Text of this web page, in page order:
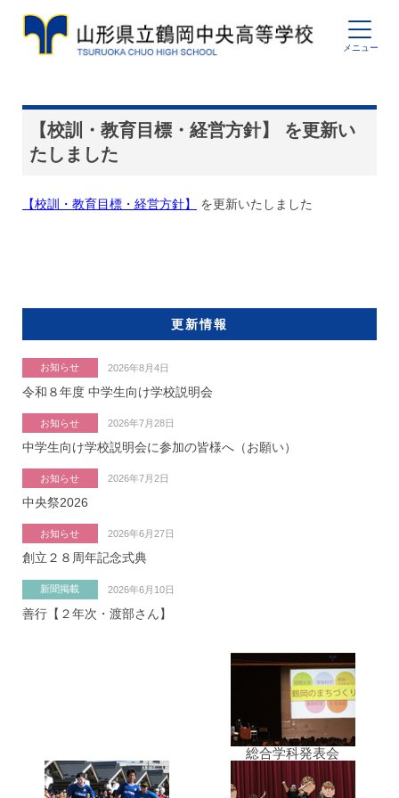
【校訓・教育目標・経営方針】 を更新い
たしました
【校訓・教育目標・経営方針】 を更新いたしました
更新情報
お知らせ 2026年8月4日
令和８年度 中学生向け学校説明会
お知らせ 2026年7月28日
中学生向け学校説明会に参加の皆様へ（お願い）
お知らせ 2026年7月2日
中央祭2026
お知らせ 2026年6月27日
創立２８周年記念式典
新聞掲載 2026年6月10日
善行【２年次・渡部さん】
総合学科発表会